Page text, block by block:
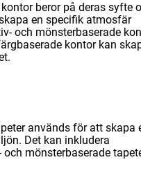
beror på deras syfte
en specifik atmosfär
och mönsterbaserade
kontor kan
används för att skapa
Det kan inkludera
mönsterbaserade